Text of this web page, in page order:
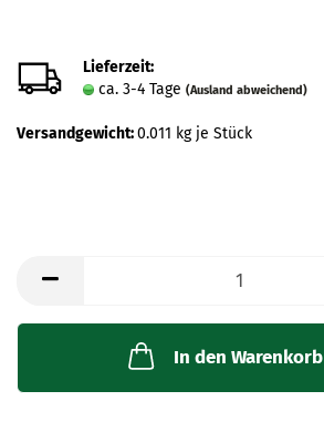
Lieferzeit:
ca. 3-4 Tage (Ausland abweichend)
Versandgewicht:0.011 kg je Stück
In den Warenkorb